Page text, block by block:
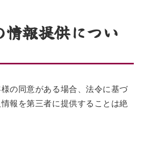
情報提供につい
の同意がある場合、法令に基づ
報を第三者に提供することは絶